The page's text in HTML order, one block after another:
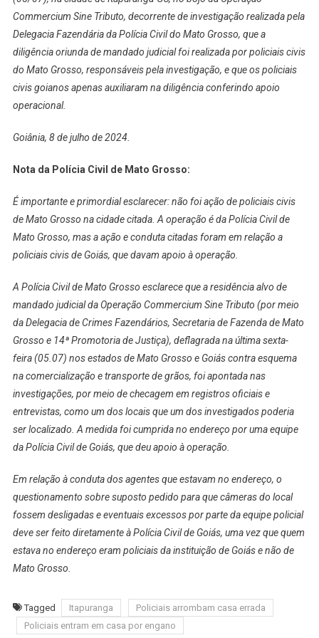
Commercium Sine Tributo, decorrente de investigação realizada pela
Delegacia Fazendária da Polícia Civil do Mato Grosso, que a
diligência oriunda de mandado judicial foi realizada por policiais civis
do Mato Grosso, responsáveis pela investigação, e que os policiais
civis goianos apenas auxiliaram na diligência conferindo apoio
operacional.
Goiânia, 8 de julho de 2024.
Nota da Polícia Civil de Mato Grosso:
É importante e primordial esclarecer: não foi ação de policiais civis
de Mato Grosso na cidade citada. A operação é da Polícia Civil de
Mato Grosso, mas a ação e conduta citadas foram em relação a
policiais civis de Goiás, que davam apoio à operação.
A Polícia Civil de Mato Grosso esclarece que a residência alvo de
mandado judicial da Operação Commercium Sine Tributo (por meio
da Delegacia de Crimes Fazendários, Secretaria de Fazenda de Mato
Grosso e 14ª Promotoria de Justiça), deflagrada na última sexta-
feira (05.07) nos estados de Mato Grosso e Goiás contra esquema
na comercialização e transporte de grãos, foi apontada nas
investigações, por meio de checagem em registros oficiais e
entrevistas, como um dos locais que um dos investigados poderia
ser localizado. A medida foi cumprida no endereço por uma equipe
da Polícia Civil de Goiás, que deu apoio à operação.
Em relação à conduta dos agentes que estavam no endereço, o
questionamento sobre suposto pedido para que câmeras do local
fossem desligadas e eventuais excessos por parte da equipe policial
deve ser feito diretamente à Polícia Civil de Goiás, uma vez que quem
estava no endereço eram policiais da instituição de Goiás e não de
Mato Grosso.
Tagged Itapuranga
Policiais arrombam casa errada
Policiais entram em casa por engano